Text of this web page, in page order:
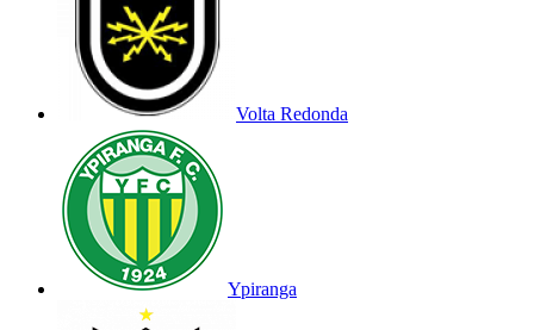
Volta Redonda
Ypiranga